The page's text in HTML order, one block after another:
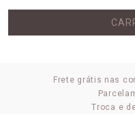
Frete grátis nas
Troca e